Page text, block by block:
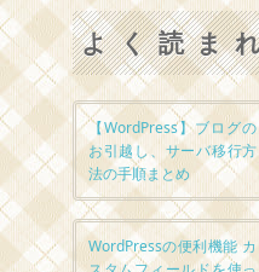
よく読ま
【WordPress】ブログの
お引越し、サーバ移行方
法の手順まとめ
WordPressの便利機能 カ